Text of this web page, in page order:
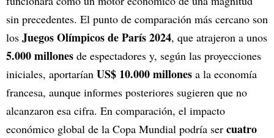
sin precedentes. El punto de comparación más cercano son
los Juegos Olímpicos de París 2024, que atrajeron a unos
5.000 millones de espectadores y, según las proyecciones
iniciales, aportarían US$ 10.000 millones a la economía
francesa, aunque informes posteriores sugieren que no
alcanzaron esa cifra. En comparación, el impacto
económico global de la Copa Mundial podría ser cuatro